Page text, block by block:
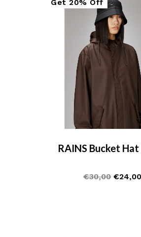
Sale
Get 20% Off
RAINS Bucket
€30,00 €24,00